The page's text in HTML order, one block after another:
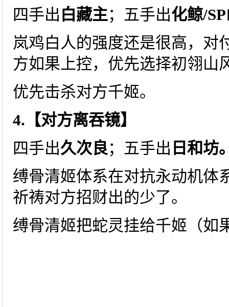
四手出 白藏主；五手出化鲸/
岚鸡白人的强度还是很高，对
方如果上控，优先选择初翎山
优先击杀对方千姬。
4.【对方离吞镜】
四手出久次良；五手出 日和坊
缚骨清姬体系在对抗永动机体
祈祷对方招财出的少了。
缚骨清姬把蛇灵挂给千姬（如